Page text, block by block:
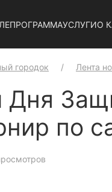
УСЛУГИО
городок Лента
Дня
по